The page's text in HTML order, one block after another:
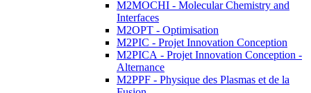
M2MOCHI - Molecular Chemistry and
Interfaces
M2OPT - Optimisation
M2PIC - Projet Innovation Conception
M2PICA - Projet Innovation Conception -
Alternance
M2PPF - Physique des Plasmas et de la